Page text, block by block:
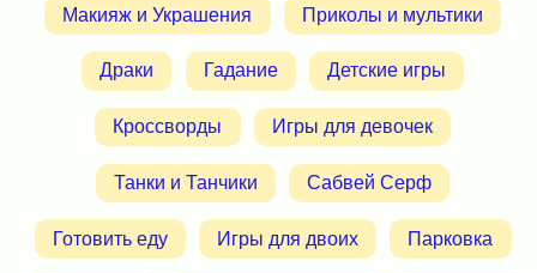
Макияж и Украшения Приколы и мультики
Драки Гадание Детские игры
Кроссворды Игры для девочек
Танки и Танчики Сабвей Серф
Готовить еду Игры для двоих Парковка